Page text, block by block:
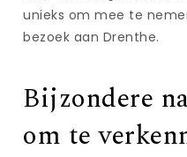
unieks om mee te
bezoek aan Drenthe.
Bijzondere
om te